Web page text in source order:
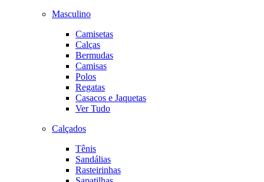
Masculino
Camisetas
Calças
Bermudas
Camisas
Polos
Regatas
Casacos e Jaquetas
Ver Tudo
Calçados
Tênis
Sandálias
Rasteirinhas